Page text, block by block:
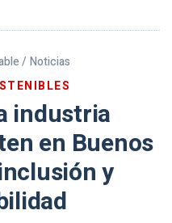
/ Noticias
industria
en Buenos
y